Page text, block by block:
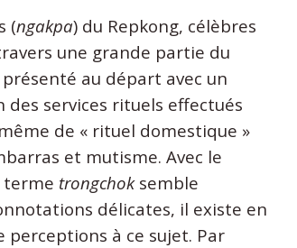
(ngakpa) du Repkong, célèbres
une grande partie du
au départ avec un
services rituels effectués
de « rituel domestique »
et mutisme. Avec le
terme trongchoksemble
délicates, il existe en
à ce sujet. Par